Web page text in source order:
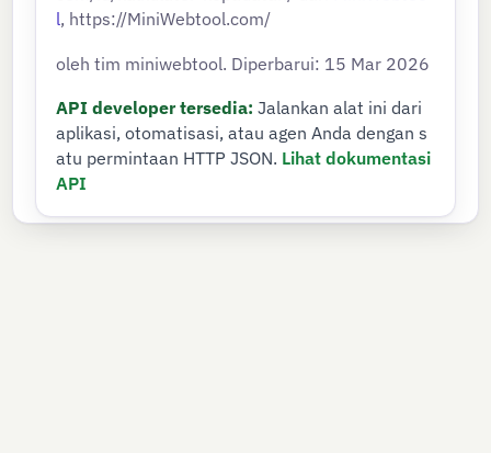
l, https://MiniWebtool.com/
oleh tim miniwebtool. Diperbarui: 15 Mar 2026
API developer tersedia: Jalankan alat ini dari
aplikasi, otomatisasi, atau agen Anda dengan s
atu permintaan HTTP JSON. Lihat dokumentasi
API